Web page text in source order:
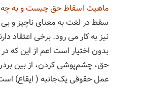
ماهيت اسقاط حق چیست و به چه
سقط در لغت به معنای ناچیز و
نیز به کار می رود. برخی اعتقاد
بدون اختیار است اعم از این که
حق، چشم‌پوشی کردن، از بین
عمل حقوقی یک‌جانبه ( ایقاع)